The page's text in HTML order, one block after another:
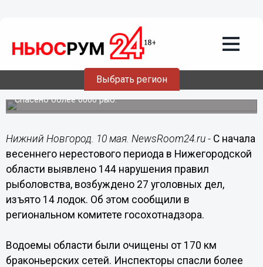
Выбрать регион
10.05.202011:27
Из нижегородских водоемов
вытащили 170 км браконьерских сетей
Спасено более 6000 рыб.
Нижний Новгород. 10 мая. NewsRoom24.ru - С начала
весеннего нерестового периода в Нижегородской
области выявлено 144 нарушения правил
рыболовства, возбуждено 27 уголовных дел,
изъято 14 лодок. Об этом сообщили в
региональном комитете госохотнадзора.
Водоемы области были очищены от 170 км
браконьерских сетей. Инспекторы спасли более